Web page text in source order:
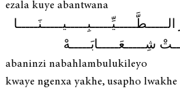
ezala kuye abantwana
شِـــــعَـــــابَـــــهْ
abaninzi nabahlambulukileyo
kwaye ngenxa yakhe, usapho lwakhe